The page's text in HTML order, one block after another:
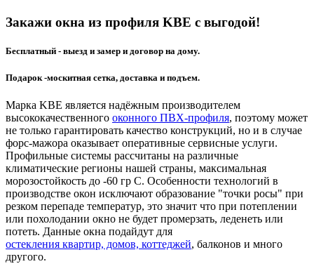
Закажи окна из профиля KBE с выгодой!
Бесплатный - выезд и замер и договор на дому.
Подарок -москитная сетка, доставка и подъем.
Марка KBE является надёжным производителем
высококачественного оконного ПВХ-профиля, поэтому может
не только гарантировать качество конструкций, но и в случае
форс-мажора оказывает оперативные сервисные услуги.
Профильные системы рассчитаны на различные
климатические регионы нашей страны, максимальная
морозостойкость до -60 гр С. Особенности технологий в
производстве окон исключают образование "точки росы" при
резком перепаде температур, это значит что при потеплении
или похолодании окно не будет промерзать, леденеть или
потеть. Данные окна подайдут для
остекления квартир, домов, коттеджей, балконов и много
другого.